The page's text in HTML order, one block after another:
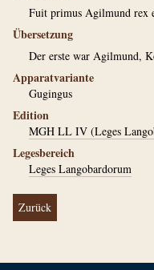
Fuit primus Agilmund rex
Übersetzung
Der erste war Agilmund,
Apparatvariante
Gugingus
Edition
MGH LL IV (Leges
Legesbereich
Leges Langobardorum
Zurück